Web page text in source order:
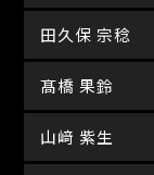
田久保 宗稔
髙橋 果鈴
山﨑 紫生